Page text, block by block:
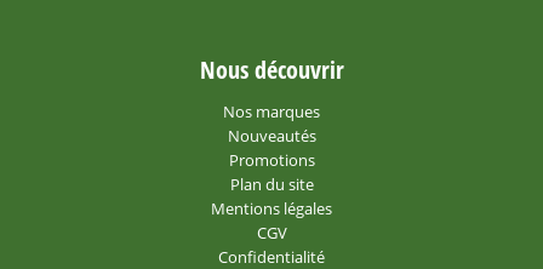
Nous découvrir
Nos marques
Nouveautés
Promotions
Plan du site
Mentions légales
CGV
Confidentialité